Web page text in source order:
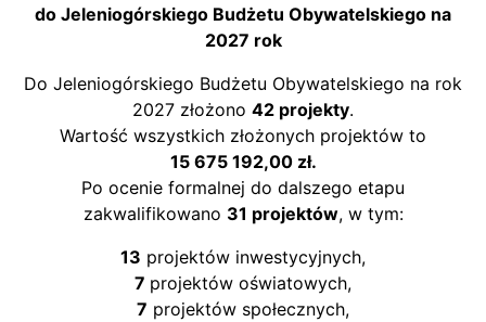
do Jeleniogórskiego Budżetu Obywatelskiego na
2027 rok
Do Jeleniogórskiego Budżetu Obywatelskiego na rok
2027 złożono 42 projekty.
Wartość wszystkich złożonych projektów to
15 675 192,00 zł.
Po ocenie formalnej do dalszego etapu
zakwalifikowano 31 projektów, w tym:
13 projektów inwestycyjnych,
7 projektów oświatowych,
7 projektów społecznych,